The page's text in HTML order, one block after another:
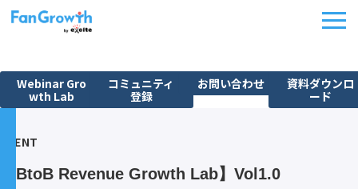
Webinar Gro
wth Lab
コミュニティ
登録
お問い合わせ
資料ダウンロ
ード
課題から探す
EVENT
【BtoB Revenue Growth Lab】Vol1.0